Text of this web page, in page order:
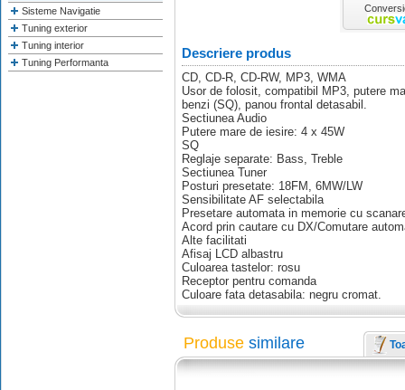
Sisteme Navigatie
Tuning exterior
Tuning interior
Tuning Performanta
Descriere produs
CD, CD-R, CD-RW, MP3, WMA
Usor de folosit, compatibil MP3, putere
benzi (SQ), panou frontal detasabil.
Sectiunea Audio
Putere mare de iesire: 4 x 45W
SQ
Reglaje separate: Bass, Treble
Sectiunea Tuner
Posturi presetate: 18FM, 6MW/LW
Sensibilitate AF selectabila
Presetare automata in memorie cu
Acord prin cautare cu DX/Comutare
Alte facilitati
Afisaj LCD albastru
Culoarea tastelor: rosu
Receptor pentru comanda
Culoare fata detasabila: negru cromat.
Produse similare